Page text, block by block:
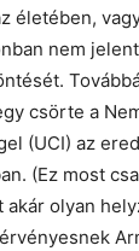
életében,
nem
csörte a
(UCI) az
(Ez most
olyan